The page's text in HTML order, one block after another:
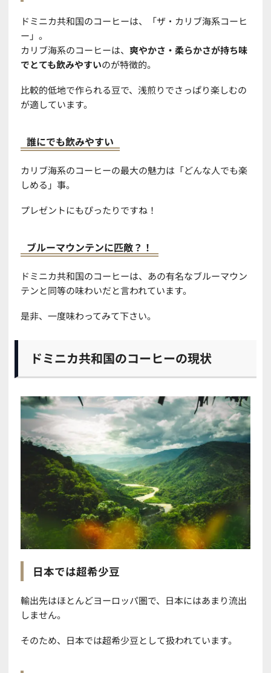
ドミニカ共和国のコーヒーは、「ザ・カリブ海系コーヒ
ー 」。
カリブ海系のコーヒーは、 爽やかさ・柔らかさが持ち味
でとても飲みやすいのが特徴的。
比較的低地で作られる豆で、浅煎りでさっぱり楽しむの
が適しています。
誰にでも飲みやすい
カリブ海系のコーヒーの最大の魅力は「どんな人でも楽
しめる」事。
プレゼントにもぴったりですね！
ブルーマウンテンに匹敵？！
ドミニカ共和国のコーヒーは、あの有名なブルーマウン
テンと同等の味わいだと言われています。
是非、一度味わってみて下さい。
ドミニカ共和国のコーヒーの現状
日本では超希少豆
輸出先はほとんどヨーロッパ圏で、日本にはあまり流出
しません。
そのため、日本では超希少豆として扱われています。